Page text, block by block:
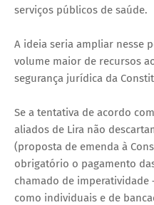
serviços públicos de saúde.
A ideia seria ampliar nesse
volume maior de recursos
segurança jurídica da
Se a tentativa de acordo
aliados de Lira não
(proposta de emenda à
obrigatório o pagamento
chamado de imperatividade
como individuais e de